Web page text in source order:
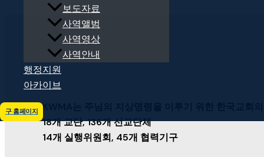
보도자료
사역앨범
사역영상
사역안내
행정지원
아카이브
구 홈페이지
KWMA는 주님의 지상명령을 이루기 위한 한국교회의
18개 교단, 136개 선교단체
14개 실행위원회, 45개 협력기구